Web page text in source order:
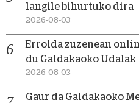
langile bihurtuko dira
2026-08-03
Errolda zuzenean
du Galdakaoko Udalak
2026-08-03
Gaur da Galdakaoko